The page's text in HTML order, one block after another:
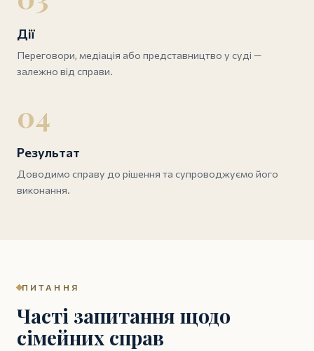
Дії
Переговори, медіація або представництво у суді —
залежно від справи.
04
Результат
Доводимо справу до рішення та супроводжуємо його
виконання.
ПИТАННЯ
Часті запитання щодо
сімейних справ